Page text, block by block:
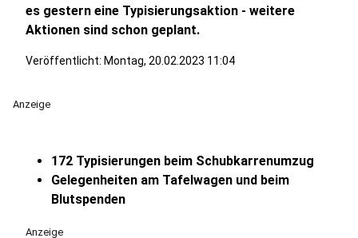
es gestern eine Typisierungsaktion - weitere
Aktionen sind schon geplant.
Veröffentlicht: Montag, 20.02.2023 11:04
Anzeige
172 Typisierungen beim Schubkarrenumzug
Gelegenheiten am Tafelwagen und beim
Blutspenden
Anzeige